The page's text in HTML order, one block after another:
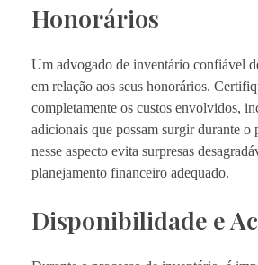
Honorários
Um advogado de inventário confiável
em relação aos seus honorários.
completamente os custos envolvidos,
adicionais que possam surgir durante o
nesse aspecto evita surpresas
planejamento financeiro adequado.
Disponibilidade e